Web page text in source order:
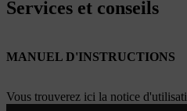
Services et conseils
MANUEL D'INSTRUCTIONS
Vous trouverez ici la notice